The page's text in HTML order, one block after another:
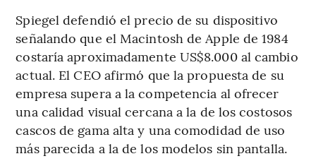
Spiegel defendió el precio de su dispositivo
señalando que el Macintosh de Apple de 1984
costaría aproximadamente US$8.000 al cambio
actual. El CEO afirmó que la propuesta de su
empresa supera a la competencia al ofrecer
una calidad visual cercana a la de los costosos
cascos de gama alta y una comodidad de uso
más parecida a la de los modelos sin pantalla.